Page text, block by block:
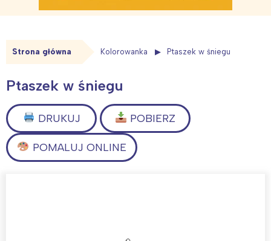
Strona główna Kolorowanka Ptaszek w śniegu
Ptaszek w śniegu
DRUKUJ POBIERZ
POMALUJ ONLINE